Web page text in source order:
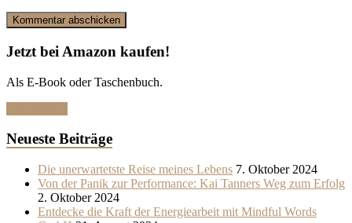
Jetzt bei Amazon kaufen!
Als E-Book oder Taschenbuch.
Neueste Beiträge
Die unerwartetste Reise meines Lebens 7. Oktober 2024
Von der Panik zur Performance: Kai Tanners Weg zum Erfolg
2. Oktober 2024
Entdecke die Kraft der Energiearbeit mit Mindful Words